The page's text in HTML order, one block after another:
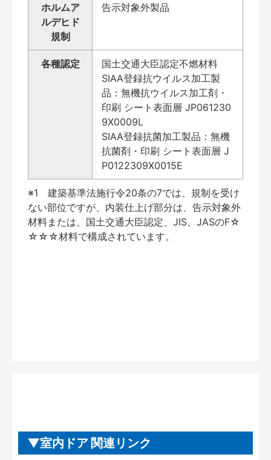
ホルムア
ルデヒド
規制
告示対象外製品
各種認定
国土交通大臣認定不燃材料
SIAA登録抗ウイルス加工製
品：無機抗ウイルス加工剤・
印刷 シート表面層 JP061230
9X0009L
SIAA登録抗菌加工製品：無機
抗菌剤・印刷 シート表面層 J
P0122309X0015E
※1 建築基準法施行令20条の7では、規制を受け
ない部位ですが、内装仕上げ部分は、告示対象外
材料または、国土交通大臣認定、JIS、JASのF☆
☆☆☆材料で構成されています。
室内ドア 関連リンク